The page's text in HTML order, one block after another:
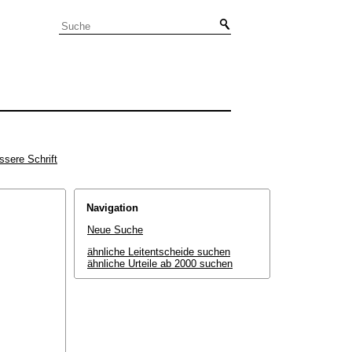
Schrift
Navigation
Neue Suche
ähnliche Leitentscheide suchen
ähnliche Urteile ab 2000 suchen